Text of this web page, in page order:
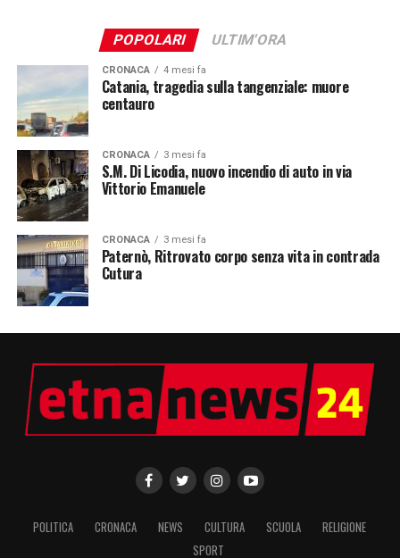
POPOLARI ULTIM'ORA
CRONACA 4 mesi fa
Catania, tragedia sulla tangenziale: muore
centauro
CRONACA 3 mesi fa
S.M. Di Licodia, nuovo incendio di auto in via
Vittorio Emanuele
CRONACA 3 mesi fa
Paternò, Ritrovato corpo senza vita in contrada
Cutura
POLITICA CRONACA NEWS CULTURA SCUOLA
RELIGIONE
SPORT